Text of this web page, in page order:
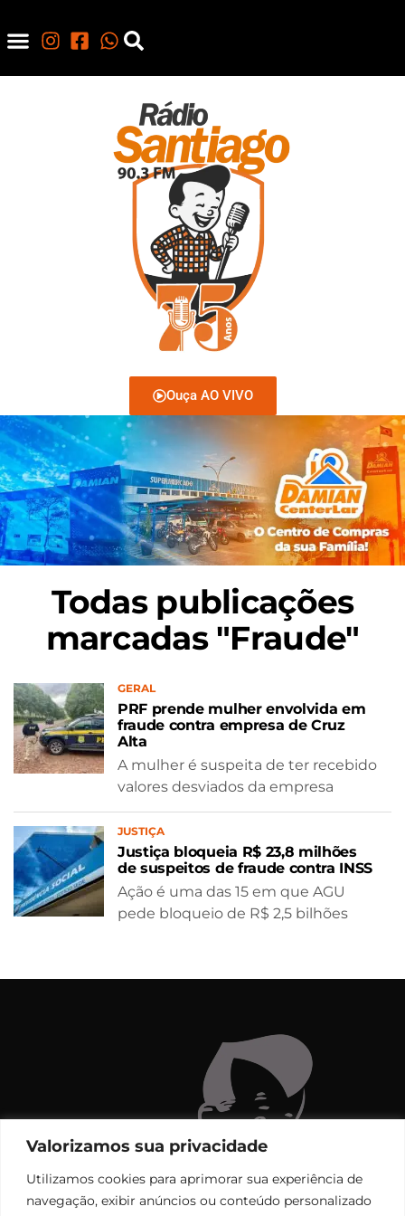
Valorizamos sua privacidade
Utilizamos cookies para aprimorar sua experiência de
navegação, exibir anúncios ou conteúdo personalizado
Ouça AO VIVO
Todas publicações
marcadas "Fraude"
GERAL
PRF prende mulher envolvida em
fraude contra empresa de Cruz
Alta
A mulher é suspeita de ter recebido
valores desviados da empresa
JUSTIÇA
Justiça bloqueia R$ 23,8 milhões
de suspeitos de fraude contra INSS
Ação é uma das 15 em que AGU
pede bloqueio de R$ 2,5 bilhões